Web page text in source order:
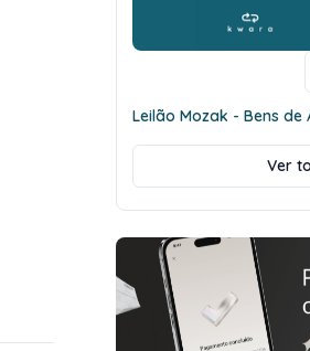
Leilão Mozak - Bens de
Ver